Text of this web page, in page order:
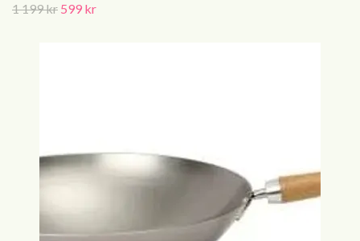
1 199 kr 599 kr